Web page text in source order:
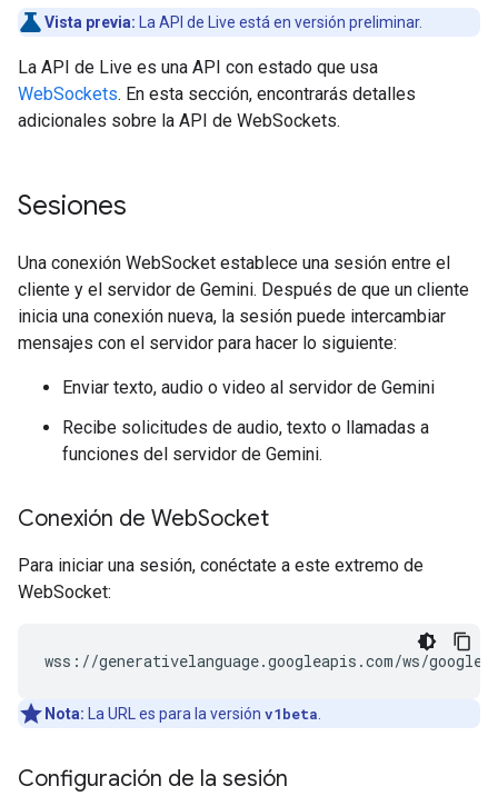
Vista previa: La API de Live está en versión preliminar.
La API de Live es una API con estado que usa
WebSockets. En esta sección, encontrarás detalles
adicionales sobre la API de WebSockets.
Sesiones
Una conexión WebSocket establece una sesión entre el
cliente y el servidor de Gemini. Después de que un cliente
inicia una conexión nueva, la sesión puede intercambiar
mensajes con el servidor para hacer lo siguiente:
Enviar texto, audio o video al servidor de Gemini
Recibe solicitudes de audio, texto o llamadas a
funciones del servidor de Gemini.
Conexión de WebSocket
Para iniciar una sesión, conéctate a este extremo de
WebSocket:
Nota: La URL es para la versión v1beta
Configuración de la sesión